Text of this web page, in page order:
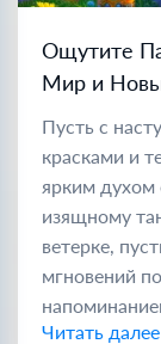
Ощутите
Мир и
Пусть с
красками и
ярким духом
изящному
ветерке,
мгновений
Читать далее